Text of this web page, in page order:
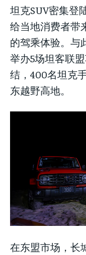
坦克SUV密集登
给当地消费者带
的驾乘体验。与
举办5场坦客联
结，400名坦克
东越野高地。
在东盟市场，长